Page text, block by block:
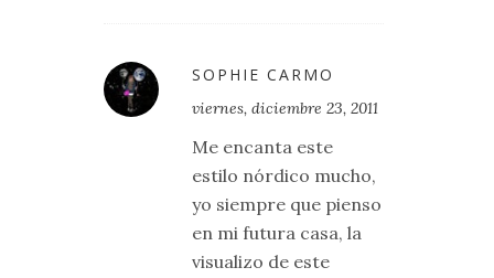
SOPHIE CARMO
viernes, diciembre 23, 2011
Me encanta este
estilo nórdico mucho,
yo siempre que pienso
en mi futura casa, la
visualizo de este